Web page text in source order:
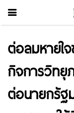
ต่อลมหายใ
กิจการวิทยุ
ต่อนายกรัฐ